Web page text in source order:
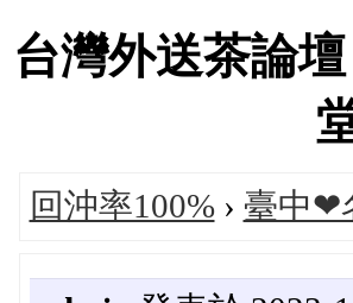
台灣外送茶論
回沖率100%› 臺中❤